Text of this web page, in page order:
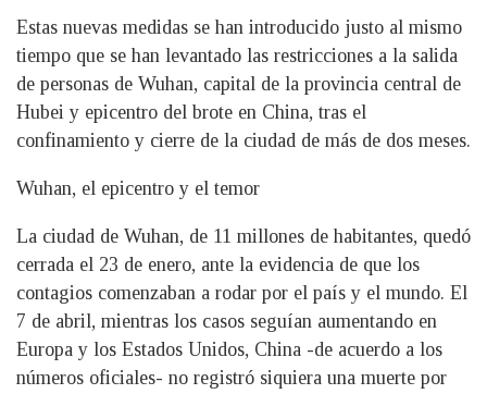
Estas nuevas medidas se han introducido justo al mismo
tiempo que se han levantado las restricciones a la salida
de personas de Wuhan, capital de la provincia central de
Hubei y epicentro del brote en China, tras el
confinamiento y cierre de la ciudad de más de dos meses.
Wuhan, el epicentro y el temor
La ciudad de Wuhan, de 11 millones de habitantes, quedó
cerrada el 23 de enero, ante la evidencia de que los
contagios comenzaban a rodar por el país y el mundo. El
7 de abril, mientras los casos seguían aumentando en
Europa y los Estados Unidos, China -de acuerdo a los
números oficiales- no registró siquiera una muerte por